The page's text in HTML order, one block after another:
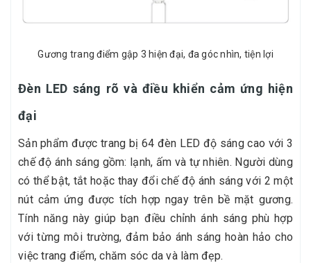
Gương trang điểm gập 3 hiện đại, đa góc nhìn, tiện lợi
Đèn LED sáng rõ và điều khiển cảm ứng hiện
đại
Sản phẩm được trang bị 64 đèn LED độ sáng cao với 3
chế độ ánh sáng gồm: lạnh, ấm và tự nhiên. Người dùng
có thể bật, tắt hoặc thay đổi chế độ ánh sáng với 2 một
nút cảm ứng được tích hợp ngay trên bề mặt gương.
Tính năng này giúp bạn điều chỉnh ánh sáng phù hợp
với từng môi trường, đảm bảo ánh sáng hoàn hảo cho
việc trang điểm, chăm sóc da và làm đẹp.